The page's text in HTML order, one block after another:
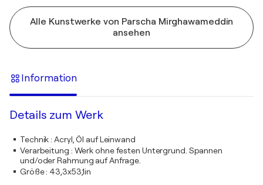
Alle Kunstwerke von Parscha Mirghawameddin
ansehen
Information
Details zum Werk
Technik:Acryl, Öl auf Leinwand
Verarbeitung : Werk ohne festen Untergrund. Spannen
und/oder Rahmung auf Anfrage.
Größe: 43,3x53,1in